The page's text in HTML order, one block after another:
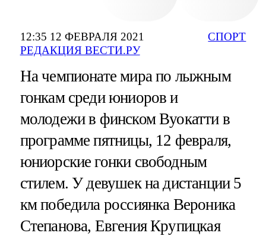
12:35 12 ФЕВРАЛЯ 2021
РЕДАКЦИЯ ВЕСТИ.РУ
СПОРТ
На чемпионате мира по лыжным
гонкам среди юниоров и
молодежи в финском Вуокатти в
программе пятницы, 12 февраля,
юниорские гонки свободным
стилем. У девушек на дистанции 5
км победила россиянка Вероника
Степанова, Евгения Крупицкая